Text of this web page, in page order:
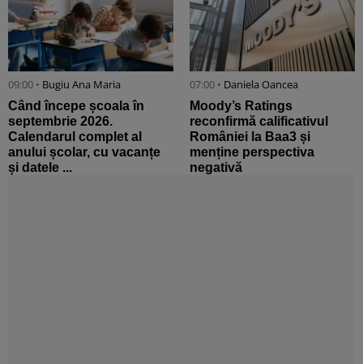
09:00 • Bugiu ⁠Ana Maria
Când începe școala în
septembrie 2026.
Calendarul complet al
anului școlar, cu vacanțe
și datele ...
07:00 • Daniela Oancea
Moody’s Ratings
reconfirmă calificativul
României la Baa3 și
menține perspectiva
negativă